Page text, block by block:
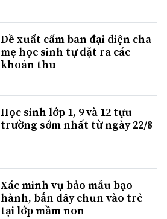
Đề xuất cấm ban đại diện cha
mẹ học sinh tự đặt ra các
khoản thu
Học sinh lớp 1, 9 và 12 tựu
trường sớm nhất từ ngày 22/8
Xác minh vụ bảo mẫu bạo
hành, bắn dây chun vào trẻ
tại lớp mầm non